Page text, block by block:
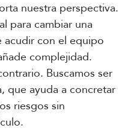
nuestra perspectiva.
para cambiar una
con el equipo
complejidad.
Buscamos ser
que ayuda a concretar
riesgos sin